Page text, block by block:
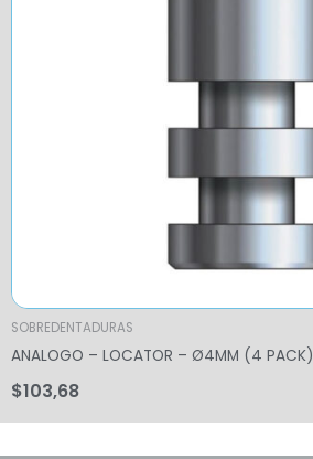
SOBREDENTADURAS
ANALOGO – LOCATOR – Ø4MM (4 PACK)
$103,68